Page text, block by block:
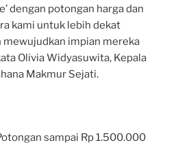
dengan potongan harga dan
kami untuk lebih dekat
mewujudkan impian mereka
Olivia Widyasuwita, Kepala
Makmur Sejati.
sampai Rp 1.500.000